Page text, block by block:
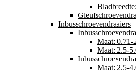
Inbusschroevendraaiers
Maat: 0.71-
Maat: 2.5-
Maat: 2.5-